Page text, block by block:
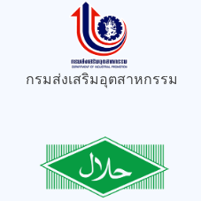
กรมส่งเสริมอุตสาหกรรม